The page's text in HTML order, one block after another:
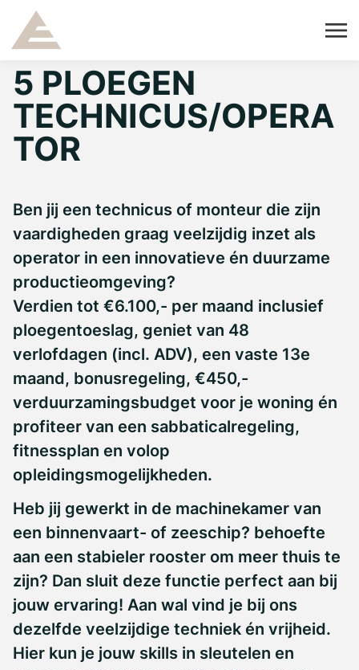
5 PLOEGEN
TECHNICUS/OPERA
TOR
Ben jij een technicus of monteur die zijn
vaardigheden graag veelzijdig inzet als
operator in een innovatieve én duurzame
productieomgeving?
Verdien tot €6.100,- per maand inclusief
ploegentoeslag, geniet van 48
verlofdagen (incl. ADV), een vaste 13e
maand, bonusregeling, €450,-
verduurzamingsbudget voor je woning én
profiteer van een sabbaticalregeling,
fitnessplan en volop
opleidingsmogelijkheden.
Heb jij gewerkt in de machinekamer van
een binnenvaart- of zeeschip? behoefte
aan een stabieler rooster om meer thuis te
zijn? Dan sluit deze functie perfect aan bij
jouw ervaring! Aan wal vind je bij ons
dezelfde veelzijdige techniek én vrijheid.
Hier kun je jouw skills in sleutelen en